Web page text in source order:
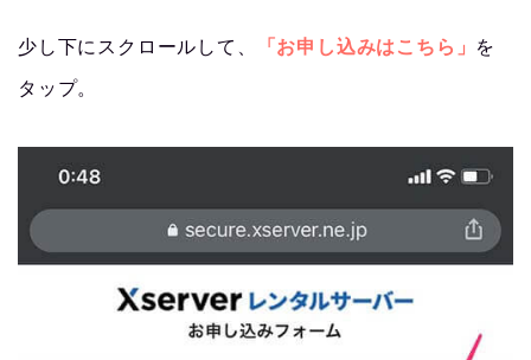
少し下にスクロールして、 「お申し込みはこちら」 を
タップ。